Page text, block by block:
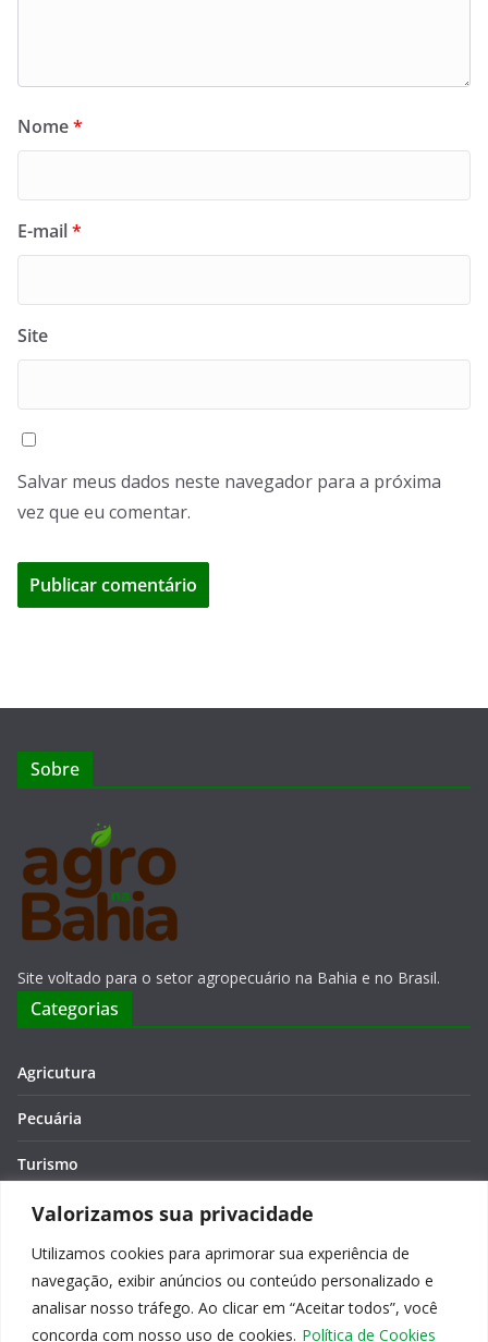
Valorizamos sua privacidade
Utilizamos cookies para aprimorar sua experiência de
navegação, exibir anúncios ou conteúdo personalizado e
analisar nosso tráfego. Ao clicar em “Aceitar todos”, você
concorda com nosso uso de cookies. Política de Cookies
Nome*
E-mail*
Site
Salvar meus dados neste navegador para a próxima
vez que eu comentar.
Sobre
Site voltado para o setor agropecuário na Bahia e no Brasil.
Categorias
Agricutura
Pecuária
Turismo
Economia
Meio Ambiente
Editora: Verônica Macêdo